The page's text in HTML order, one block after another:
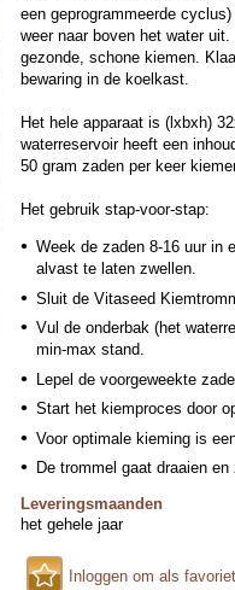
een geprogrammeerde
weer naar boven het water
gezonde, schone kiemen.
bewaring in de koelkast.
Het hele apparaat is (lxbxh)
waterreservoir heeft een
50 gram zaden per keer
Het gebruik stap-voor-stap:
Week de zaden 8-16 uur in
alvast te laten zwellen.
Sluit de Vitaseed
Vul de onderbak (het
min-max stand.
Lepel de voorgeweekte
Start het kiemproces door
Voor optimale kieming is
De trommel gaat draaien
draaiend weer in de
Dagelijks het water
Leveringsmaanden
het gehele jaar
Inloggen om als